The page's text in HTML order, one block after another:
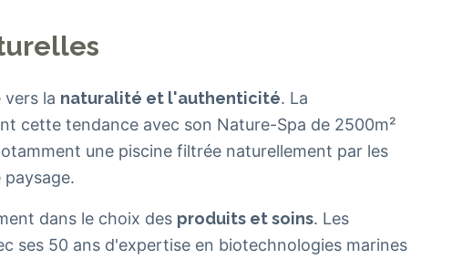
vers la naturalité et l'authenticité. La
cette tendance avec son Nature-Spa de 2500m²
une piscine filtrée naturellement par les
dans le choix des produits et soins. Les
ses 50 ans d'expertise en biotechnologies marines